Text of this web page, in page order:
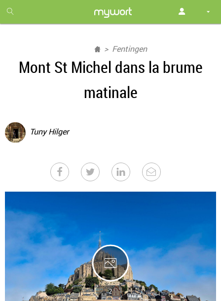
month
free
Fentingen
Mont St Michel dans la brume
matinale
Tuny Hilger
2